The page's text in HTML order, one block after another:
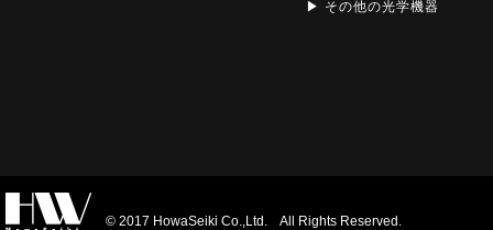
▶ その他の光学機器
© 2017 HowaSeiki Co.,Ltd. All Rights Reserved.